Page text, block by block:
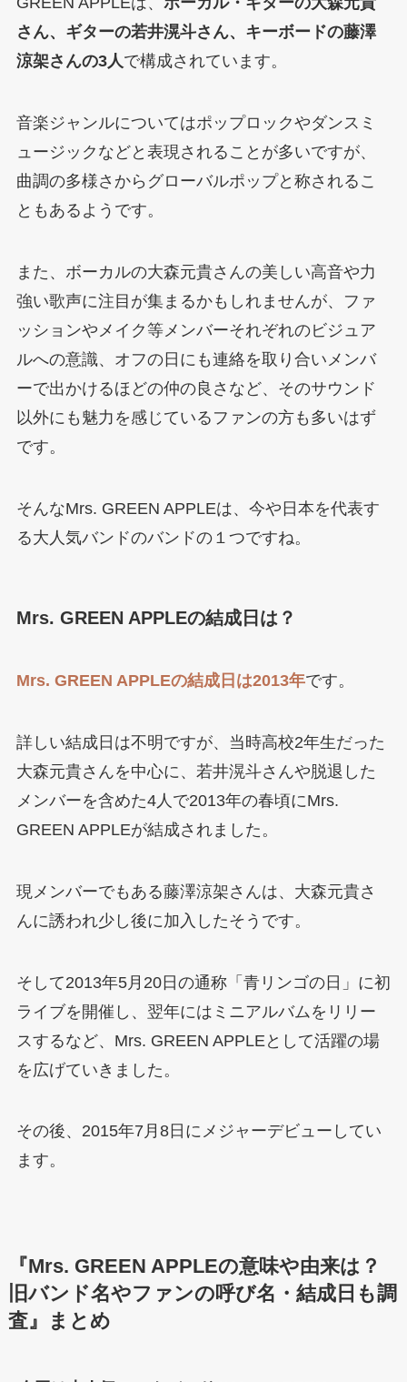
さん、ギターの若井滉斗さん、キーボードの藤澤
涼架さんの3人で構成されています。
音楽ジャンルについてはポップロックやダンスミ
ュージックなどと表現されることが多いですが、
曲調の多様さからグローバルポップと称されるこ
ともあるようです。
また、ボーカルの大森元貴さんの美しい高音や力
強い歌声に注目が集まるかもしれませんが、ファ
ッションやメイク等メンバーそれぞれのビジュア
ルへの意識、オフの日にも連絡を取り合いメンバ
ーで出かけるほどの仲の良さなど、そのサウンド
以外にも魅力を感じているファンの方も多いはず
です。
そんなMrs. GREEN APPLEは、今や日本を代表す
る大人気バンドのバンドの１つですね。
Mrs. GREEN APPLEの結成日は？
Mrs. GREEN APPLEの結成日は2013年です。
詳しい結成日は不明ですが、当時高校2年生だった
大森元貴さんを中心に、若井滉斗さんや脱退した
メンバーを含めた4人で2013年の春頃にMrs.
GREEN APPLEが結成されました。
現メンバーでもある藤澤涼架さんは、大森元貴さ
んに誘われ少し後に加入したそうです。
そして2013年5月20日の通称「青リンゴの日」に初
ライブを開催し、翌年にはミニアルバムをリリー
スするなど、Mrs. GREEN APPLEとして活躍の場
を広げていきました。
その後、2015年7月8日にメジャーデビューしてい
ます。
『Mrs. GREEN APPLEの意味や由来は？
旧バンド名やファンの呼び名・結成日も調
査』まとめ